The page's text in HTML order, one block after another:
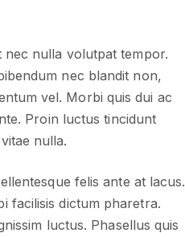
nec nulla volutpat tempor.
nec blandit non,
vel. Morbi quis dui ac
Proin luctus tincidunt
nulla.
felis ante at lacus.
facilisis dictum pharetra.
luctus. Phasellus quis